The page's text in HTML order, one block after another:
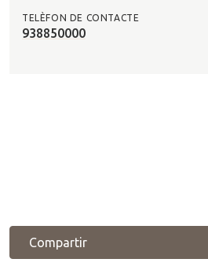
TELÈFON DE CONTACTE
938850000
Compartir